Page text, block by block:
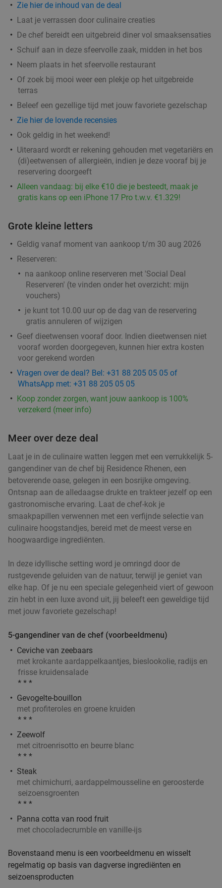
Verkocht: 879
€24 ,95
23%
All-You-Can-Eat Aziatische tapas en
Koreaanse barbecue (3 uur)
Di Wo
Do
Tapasia
Ede
Verkocht: 613 Regulier €43
€33
Marokkaanse 2-gangen keuzelunch + drankje
Eethuis Ima
9.8
Ede
Verkocht: 72 Regulier €15
€10
3-gangen keuzediner bij Pannenkoekenhuis De
Langenberg
Morgen
Zo Ma
Pannenkoekenhuis De Langenberg
Ede
Verkocht: 1.290 Regulier €30,15
27%
High tea + glas verse jus d’orange (1,5 uur) bij
De4Zussen
Ma
Do
De4Zussen
Ede 2 min.
Verkocht: 126 Regulier €24
46%
4-gangen keuzediner bij De Beren
Morgen Zo Ma Di
Ede
Verkocht: 465
€25,95
2-gangen keuzelunch bij De Kantine
Morgen
De Kantine
Verkocht: 205 ,50
Lunch voor 2 bij Fletcher Hotels
Fletcher Hotels
Wolfheze
8 min.
Zie hier de inhoud van de deal
Laat je verrassen door culinaire creaties
De chef bereidt een uitgebreid diner vol smaaksensaties
Schuif aan in deze sfeervolle zaak, midden in het bos
Neem plaats in het sfeervolle restaurant
Of zoek bij mooi weer een plekje op het uitgebreide
terras
Beleef een gezellige tijd met jouw favoriete gezelschap
Zie hier de lovende recensies
Ook geldig in het weekend!
Uiteraard wordt er rekening gehouden met vegetariërs en
(di)eetwensen of allergieën, indien je deze vooraf bij je
reservering doorgeeft
Alleen vandaag: bij elke €10 die je besteedt, maak je
gratis kans op een iPhone 17 Pro t.w.v. €1.329!
Grote kleine letters
Geldig vanaf moment van aankoop t/m 30 aug 2026
Reserveren:
na aankoop online reserveren met 'Social Deal
Reserveren' (te vinden onder het overzicht: mijn
vouchers)
je kunt tot 10.00 uur op de dag van de reservering
gratis annuleren of wijzigen
Geef dieetwensen vooraf door. Indien dieetwensen niet
vooraf worden doorgegeven, kunnen hier extra kosten
voor gerekend worden
Vragen over de deal? Bel: +31 88 205 05 05 of
WhatsApp met: +31 88 205 05 05
Koop zonder zorgen, want jouw aankoop is 100%
verzekerd (meer info)
Meer over deze deal
Laat je in de culinaire watten leggen met een verrukkelijk 5-
gangendiner van de chef bij Residence Rhenen, een
betoverende oase, gelegen in een bosrijke omgeving.
Ontsnap aan de alledaagse drukte en trakteer jezelf op een
gastronomische ervaring. Laat de chef-kok je
smaakpapillen verwennen met een verfijnde selectie van
culinaire hoogstandjes, bereid met de meest verse en
hoogwaardige ingrediënten.
In deze idyllische setting word je omringd door de
rustgevende geluiden van de natuur, terwijl je geniet van
elke hap. Of je nu een speciale gelegenheid viert of gewoon
zin hebt in een luxe avond uit, jij beleeft een geweldige tijd
met jouw favoriete gezelschap!
5-gangendiner van de chef (voorbeeldmenu)
Ceviche van zeebaars
met krokante aardappelkaantjes, bieslookolie, radijs en
frisse kruidensalade
* * *
Gevogelte-bouillon
met profiteroles en groene kruiden
* * *
Zeewolf
met citroenrisotto en beurre blanc
* * *
Steak
met chimichurri, aardappelmousseline en geroosterde
seizoensgroenten
* * *
Panna cotta van rood fruit
met chocoladecrumble en vanille-ijs
Bovenstaand menu is een voorbeeldmenu en wisselt
regelmatig op basis van dagverse ingrediënten en
seizoensproducten